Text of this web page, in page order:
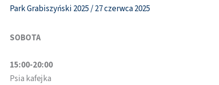
Park Grabiszyński 2025/27 czerwca 2025
SOBOTA
15:00-20:00
Psia kafejka